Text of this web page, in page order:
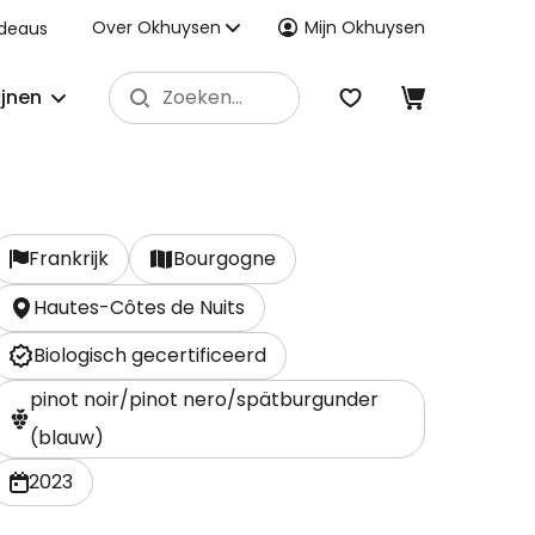
Over Okhuysen Mijn Okhuysen
Frankrijk
Bourgogne
Hautes-Côtes de Nuits
Biologisch gecertificeerd
pinot noir/pinot nero/spätburgunder
(blauw)
2023